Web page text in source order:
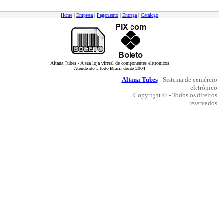
Home | Empresa | Pagamento | Entrega | Catálogo
Altana Tubes - A sua loja virtual de componentes eletrônicos
Atendendo a todo Brasil desde 2004
Altana Tubes- Sistema de comércio
eletrônico
Copyright © - Todos os direitos
reservados